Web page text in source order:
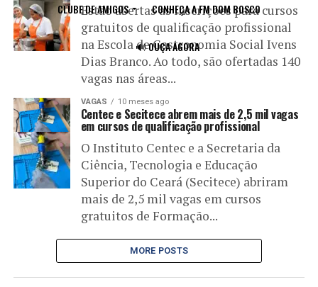
CLUBE DE AMIGOS CONHEÇA A FM DOM BOSCO
🔊 OUÇA AGORA
Estão abertas as inscrições para cursos
gratuitos de qualificação profissional
na Escola de Gastronomia Social Ivens
Dias Branco. Ao todo, são ofertadas 140
vagas nas áreas...
VAGAS 10 meses ago
Centec e Secitece abrem mais de 2,5 mil vagas
em cursos de qualificação profissional
O Instituto Centec e a Secretaria da
Ciência, Tecnologia e Educação
Superior do Ceará (Secitece) abriram
mais de 2,5 mil vagas em cursos
gratuitos de Formação...
MORE POSTS